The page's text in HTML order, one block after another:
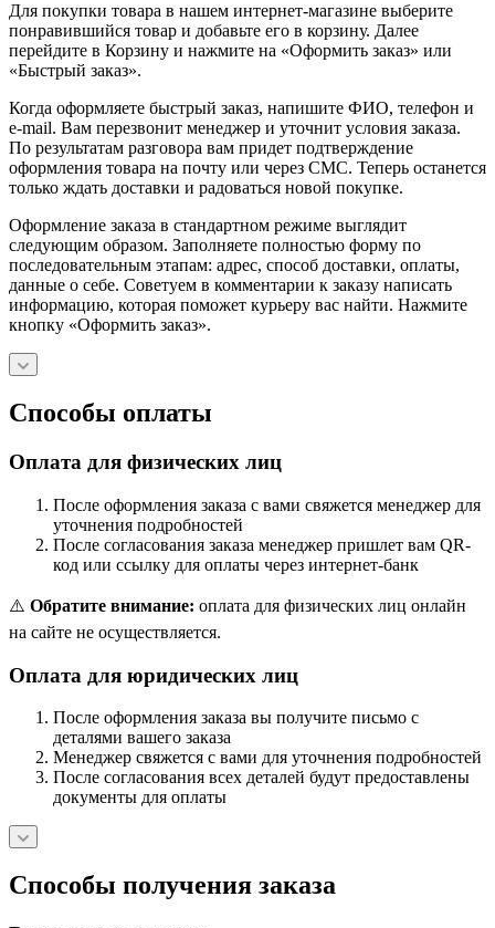
Для покупки товара в нашем интернет-магазине выберите
понравившийся товар и добавьте его в корзину. Далее
перейдите в Корзину и нажмите на «Оформить заказ» или
«Быстрый заказ».
Когда оформляете быстрый заказ, напишите ФИО, телефон и
e-mail. Вам перезвонит менеджер и уточнит условия заказа.
По результатам разговора вам придет подтверждение
оформления товара на почту или через СМС. Теперь останется
только ждать доставки и радоваться новой покупке.
Оформление заказа в стандартном режиме выглядит
следующим образом. Заполняете полностью форму по
последовательным этапам: адрес, способ доставки, оплаты,
данные о себе. Советуем в комментарии к заказу написать
информацию, которая поможет курьеру вас найти. Нажмите
кнопку «Оформить заказ».
Способы оплаты
Оплата для физических лиц
После оформления заказа с вами свяжется менеджер для
уточнения подробностей
После согласования заказа менеджер пришлет вам QR-
код или ссылку для оплаты через интернет-банк
⚠️ Обратите внимание: оплата для физических лиц онлайн
на сайте не осуществляется.
Оплата для юридических лиц
После оформления заказа вы получите письмо с
деталями вашего заказа
Менеджер свяжется с вами для уточнения подробностей
После согласования всех деталей будут предоставлены
документы для оплаты
Способы получения заказа